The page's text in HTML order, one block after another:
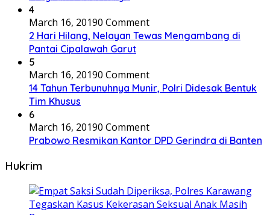
4
March 16, 20190 Comment
2 Hari Hilang, Nelayan Tewas Mengambang di
Pantai Cipalawah Garut
5
March 16, 20190 Comment
14 Tahun Terbunuhnya Munir, Polri Didesak Bentuk
Tim Khusus
6
March 16, 20190 Comment
Prabowo Resmikan Kantor DPD Gerindra di Banten
Hukrim